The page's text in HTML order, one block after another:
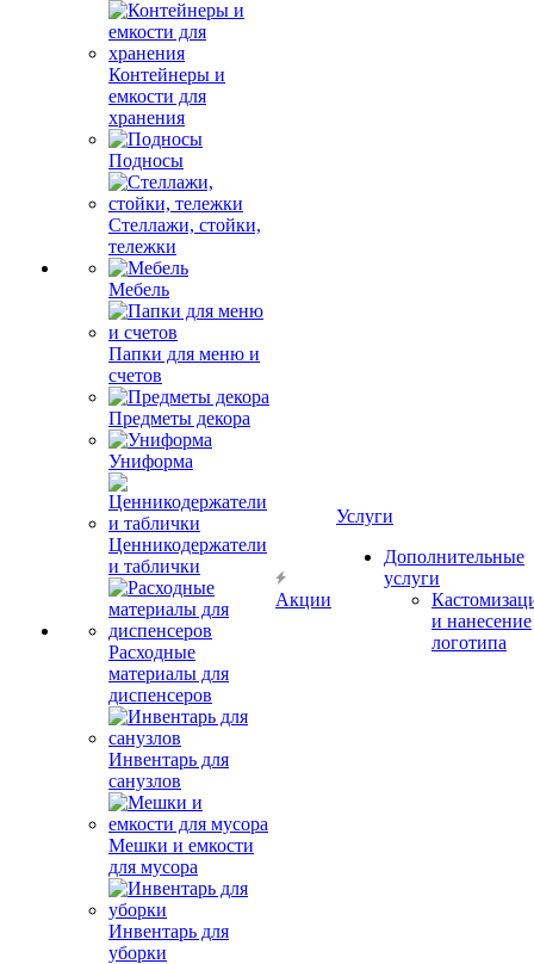
Контейнеры и
емкости для
хранения
Подносы
Стеллажи, стойки,
тележки
Мебель
Папки для меню и
счетов
Предметы декора
Униформа
Ценникодержатели
и таблички
Расходные
материалы для
диспенсеров
Инвентарь для
санузлов
Мешки и емкости
для мусора
Инвентарь для
уборки
Акции
Услуги
Дополнительные
услуги
и нанесение
логотипа